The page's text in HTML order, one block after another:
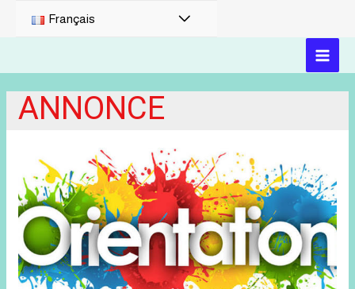
Français PERMUTATEUR
MENU
ANNONCE